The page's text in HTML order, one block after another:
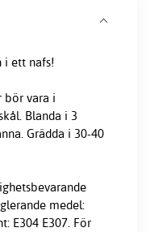
i ett nafs!
bör vara i
Blanda i 3
Grädda i 30-40
medel:
E304 E307. För